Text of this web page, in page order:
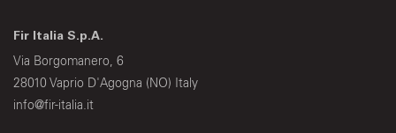
Fir Italia S.p.A.
Via Borgomanero, 6
28010 Vaprio D'Agogna (NO) Italy
info@fir-italia.it